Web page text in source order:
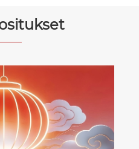
lämpimästi
2026 -